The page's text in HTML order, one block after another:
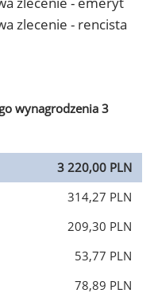
zlecenie - rencista
wynagrodzenia 3
3 220,00 PLN
314,27 PLN
209,30 PLN
53,77 PLN
78,89 PLN